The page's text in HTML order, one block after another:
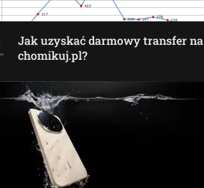
Jak uzyskać darmowy transfer na
chomikuj.pl?